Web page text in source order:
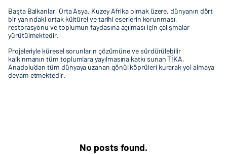
Başta Balkanlar, Orta Asya, Kuzey Afrika olmak üzere, dünyanın dört
bir yanındaki ortak kültürel ve tarihi eserlerin korunması,
restorasyonu ve toplumun faydasına açılması için çalışmalar
yürütülmektedir.
Projeleriyle küresel sorunların çözümüne ve sürdürülebilir
kalkınmanın tüm toplumlara yayılmasına katkı sunan TİKA,
Anadolu’dan tüm dünyaya uzanan gönül köprüleri kurarak yol almaya
devam etmektedir.
No posts found.